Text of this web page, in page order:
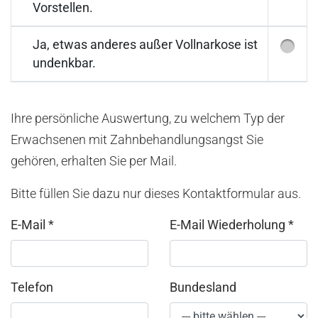
Vorstellen.
Ja, etwas anderes außer Vollnarkose ist
undenkbar.
Ihre persönliche Auswertung, zu welchem Typ der
Erwachsenen mit Zahnbehandlungsangst Sie
gehören, erhalten Sie per Mail.
Bitte füllen Sie dazu nur dieses Kontaktformular aus.
E-Mail * E-Mail Wiederholung *
Telefon Bundesland